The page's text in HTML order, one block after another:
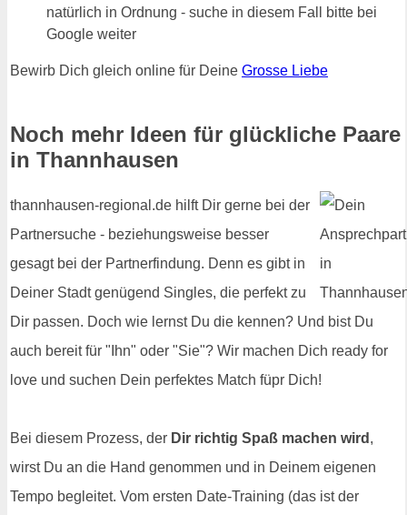
natürlich in Ordnung - suche in diesem Fall bitte bei
Google weiter
Bewirb Dich gleich online für Deine Grosse Liebe
Noch mehr Ideen für glückliche Paare
in Thannhausen
thannhausen-regional.de hilft Dir gerne bei der
Partnersuche - beziehungsweise besser
gesagt bei der Partnerfindung. Denn es gibt in
Deiner Stadt genügend Singles, die perfekt zu
Dir passen. Doch wie lernst Du die kennen? Und bist Du
auch bereit für "Ihn" oder "Sie"? Wir machen Dich ready for
love und suchen Dein perfektes Match füpr Dich!
Bei diesem Prozess, der Dir richtig Spaß machen wird ,
wirst Du an die Hand genommen und in Deinem eigenen
Tempo begleitet. Vom ersten Date-Training (das ist der